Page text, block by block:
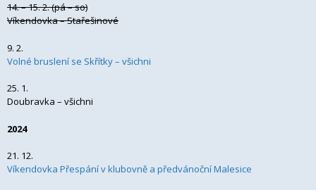
14. – 15. 2. (pá – so)
Víkendovka – Stařešinové
9. 2.
Volné bruslení se Skřítky – všichni
25. 1.
Doubravka – všichni
2024
21. 12.
Víkendovka Přespání v klubovně a předvánoční Malesice